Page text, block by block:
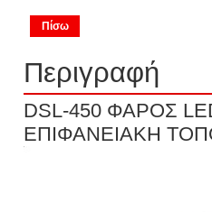
Πίσω
Περιγραφή
DSL-450 ΦΑΡΟΣ
ΕΠΙΦΑΝΕΙΑΚΗ